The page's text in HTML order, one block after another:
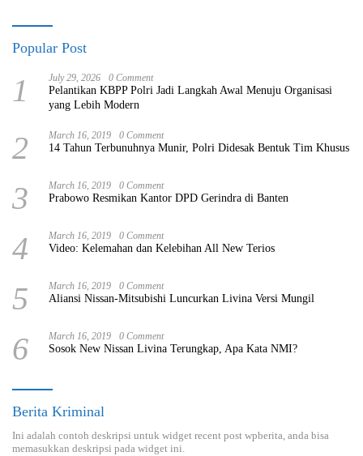
Popular Post
1 July 29, 2026 0 Comment
Pelantikan KBPP Polri Jadi Langkah Awal Menuju Organisasi
yang Lebih Modern
2 March 16, 2019 0 Comment
14 Tahun Terbunuhnya Munir, Polri Didesak Bentuk Tim Khusus
3 March 16, 2019 0 Comment
Prabowo Resmikan Kantor DPD Gerindra di Banten
4 March 16, 2019 0 Comment
Video: Kelemahan dan Kelebihan All New Terios
5 March 16, 2019 0 Comment
Aliansi Nissan-Mitsubishi Luncurkan Livina Versi Mungil
6 March 16, 2019 0 Comment
Sosok New Nissan Livina Terungkap, Apa Kata NMI?
Berita Kriminal
Ini adalah contoh deskripsi untuk widget recent post wpberita, anda bisa
memasukkan deskripsi pada widget ini.